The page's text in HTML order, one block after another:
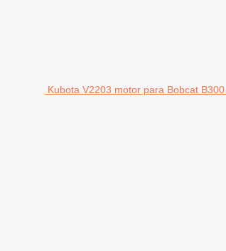
Kubota V2203 motor para Bobcat